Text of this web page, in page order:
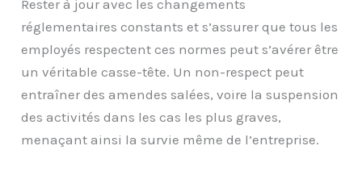
Rester à jour avec les changements
réglementaires constants et s’assurer que tous les
employés respectent ces normes peut s’avérer être
un véritable casse-tête. Un non-respect peut
entraîner des amendes salées, voire la suspension
des activités dans les cas les plus graves,
menaçant ainsi la survie même de l’entreprise.